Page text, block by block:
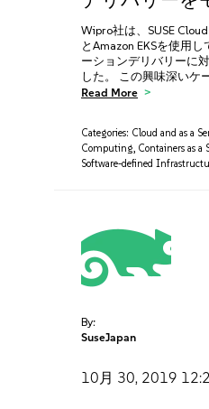
Wipro社は、SUSE
とAmazon EKSを使用
ーションデリバリーに
した。 この興味深いケ
Read More
Categories: Cloud and as a
Computing, Containers as a
Software-defined
By:
SuseJapan
10月 30, 2019